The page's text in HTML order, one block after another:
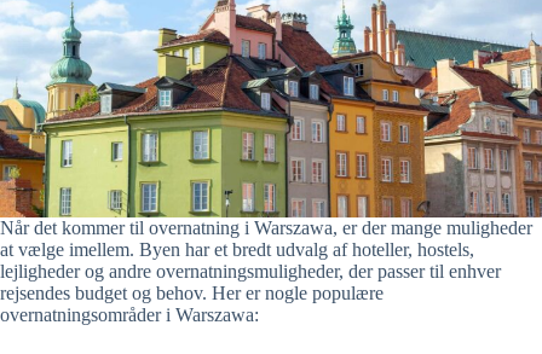
Når det kommer til overnatning i Warszawa, er der mange muligheder
at vælge imellem. Byen har et bredt udvalg af hoteller, hostels,
lejligheder og andre overnatningsmuligheder, der passer til enhver
rejsendes budget og behov. Her er nogle populære
overnatningsområder i Warszawa: